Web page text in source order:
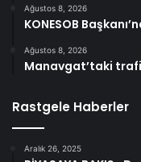
Ağustos 8, 2026
KONESOB
Ağustos 8, 2026
Manavgat’taki
Rastgele Haberler
Aralık 26, 2025